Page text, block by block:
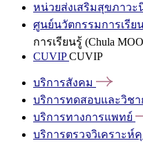
หน่วยส่งเสริมสุขภาวะ
ศูนย์นวัตกรรมการเรียน
การเรียนรู้ (Chula
CUVIPCUVIP
บริการสังคม
บริการทดสอบและวิชา
บริการทางการแพทย์
บริการตรวจวิเคราะห์